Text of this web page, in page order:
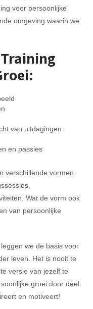
voor persoonlijke
omgeving waarin we
van uitdagingen
en passies
verschillende vormen
Wat de vorm ook
van persoonlijke
we de basis voor
leven. Het is nooit te
versie van jezelf te
groei door deel
en motiveert!